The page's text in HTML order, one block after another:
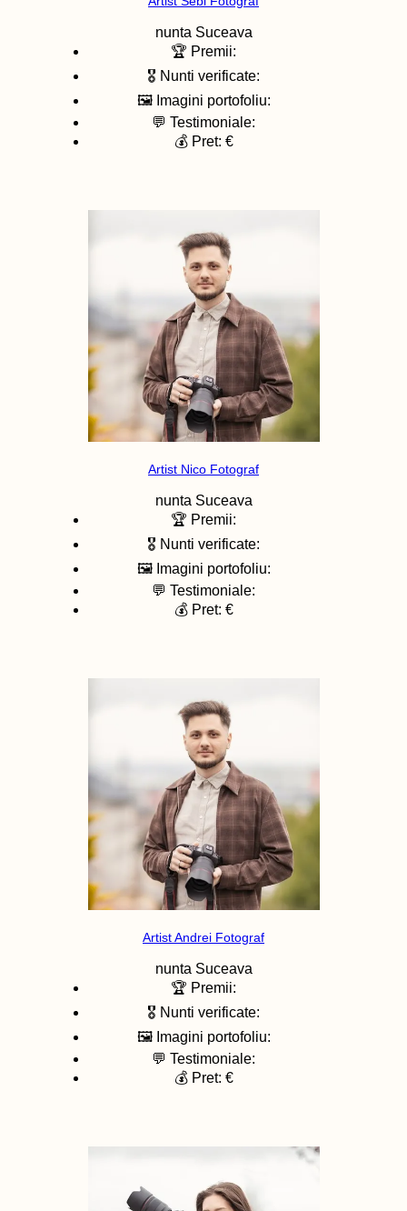
nunta Suceava
🏆 Premii:
🎖️ Nunti verificate:
🖼️ Imagini portofoliu:
💬 Testimoniale:
💰 Pret: €
Artist Nico Fotograf
nunta Suceava
🏆 Premii:
🎖️ Nunti verificate:
🖼️ Imagini portofoliu:
💬 Testimoniale:
💰 Pret: €
Artist Andrei Fotograf
nunta Suceava
🏆 Premii:
🎖️ Nunti verificate:
🖼️ Imagini portofoliu:
💬 Testimoniale:
💰 Pret: €